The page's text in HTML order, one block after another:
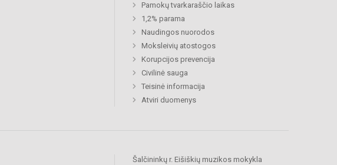
Pamokų tvarkaraščio laikas
1,2% parama
Naudingos nuorodos
Moksleivių atostogos
Korupcijos prevencija
Civilinė sauga
Teisinė informacija
Atviri duomenys
Šalčininkų r. Eišiškių muzikos mokykla